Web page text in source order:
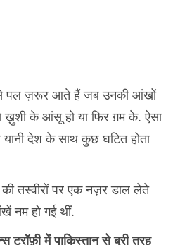
पल ज़रूर आते हैं जब उनकी आंखों
के आंसू हो या फिर ग़म के. ऐसा
यानी देश के साथ कुछ घटित होता
तस्वीरों पर एक नज़र डाल लेते
नम हो गई थीं.
ट्रॉफ़ी में पाकिस्तान से बुरी तरह